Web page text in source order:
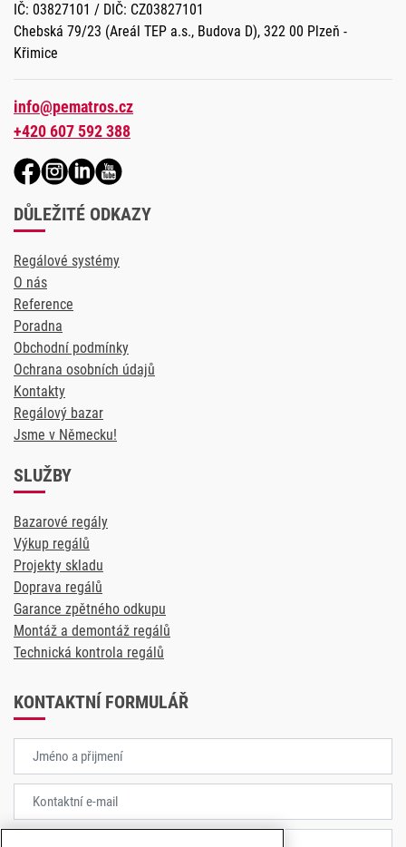
IČ: 03827101 / DIČ: CZ03827101
Chebská 79/23 (Areál TEP a.s., Budova D), 322 00 Plzeň -
Křimice
info@pematros.cz
+420 607 592 388
DŮLEŽITÉ ODKAZY
Regálové systémy
O nás
Reference
Poradna
Obchodní podmínky
Ochrana osobních údajů
Kontakty
Regálový bazar
Jsme v Německu!
SLUŽBY
Bazarové regály
Výkup regálů
Projekty skladu
Doprava regálů
Garance zpětného odkupu
Montáž a demontáž regálů
Technická kontrola regálů
KONTAKTNÍ FORMULÁŘ